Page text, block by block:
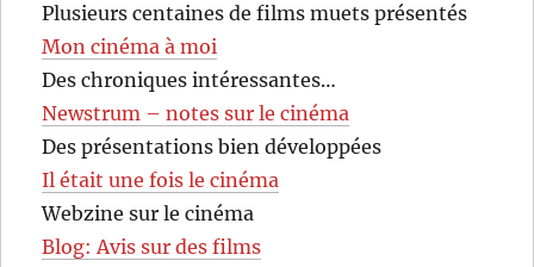
Plusieurs centaines de films muets présentés
Mon cinéma à moi
Des chroniques intéressantes…
Newstrum – notes sur le cinéma
Des présentations bien développées
Il était une fois le cinéma
Webzine sur le cinéma
Blog: Avis sur des films